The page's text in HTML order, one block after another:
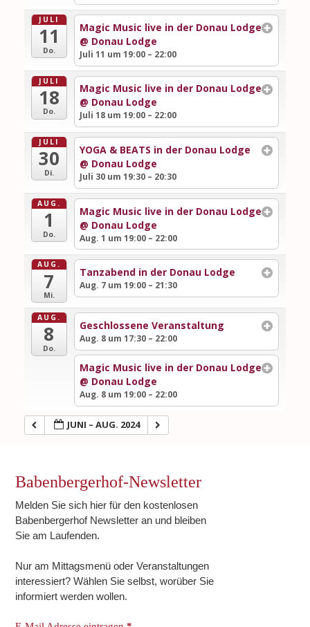
JULI
11
Do.
Magic Music live in der Donau Lodge
@ Donau Lodge
Juli 11 um 19:00 – 22:00
JULI
18
Do.
Magic Music live in der Donau Lodge
@ Donau Lodge
Juli 18 um 19:00 – 22:00
JULI
30
Di.
YOGA & BEATS in der Donau Lodge
@ Donau Lodge
Juli 30 um 19:30 – 20:30
AUG.
1
Do.
Magic Music live in der Donau Lodge
@ Donau Lodge
Aug. 1 um 19:00 – 22:00
AUG.
7
Mi.
Tanzabend in der Donau Lodge
Aug. 7 um 19:00 – 21:30
AUG.
8
Do.
Geschlossene Veranstaltung
Aug. 8 um 17:30 – 22:00
Magic Music live in der Donau Lodge
@ Donau Lodge
Aug. 8 um 19:00 – 22:00
JUNI – AUG. 2024
Babenbergerhof-Newsletter
Melden Sie sich hier für den kostenlosen
Babenbergerhof Newsletter an und bleiben
Sie am Laufenden.
Nur am Mittagsmenü oder Veranstaltungen
interessiert? Wählen Sie selbst, worüber Sie
informiert werden wollen.